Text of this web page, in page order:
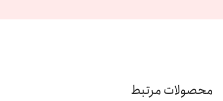
محصولات مرتبط